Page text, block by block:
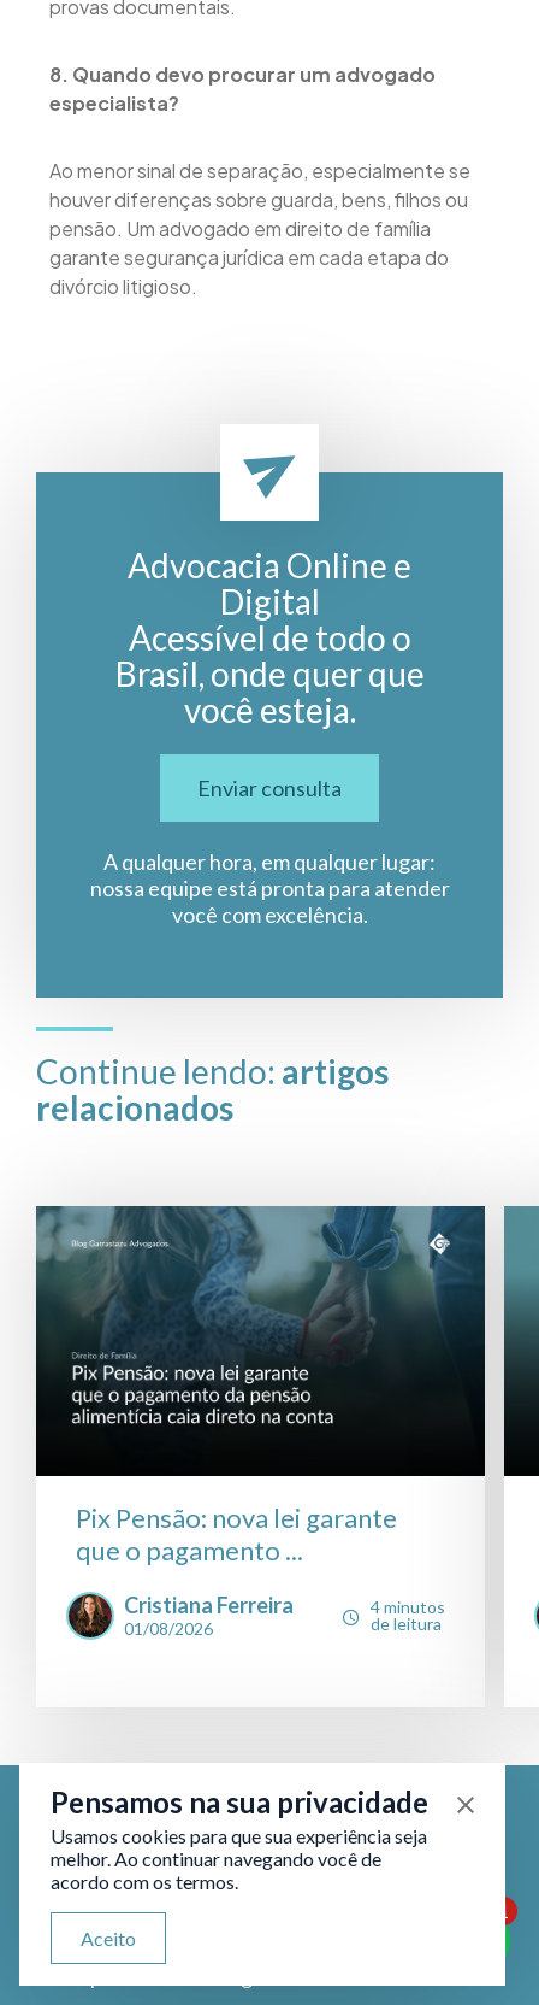
provas documentais.
8. Quando devo procurar um advogado
especialista?
Ao menor sinal de separação, especialmente se
houver diferenças sobre guarda, bens, filhos ou
pensão. Um advogado em direito de família
garante segurança jurídica em cada etapa do
divórcio litigioso.
Advocacia Online e
Digital
Acessível de todo o
Brasil, onde quer que
você esteja.
Enviar consulta
A qualquer hora, em qualquer lugar:
nossa equipe está pronta para atender
você com excelência.
Continue lendo: artigos
relacionados
Pix Pensão: nova lei garante
que o pagamento ...
Cristiana Ferreira
01/08/2026
4 minutos
de leitura
Fique por dentro das nossas
novidades.
1
Pensamos na sua privacidade
Usamos cookies para que sua experiência seja
melhor. Ao continuar navegando você de
acordo com os termos.
Aceito